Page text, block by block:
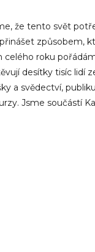
že tento svět
způsobem,
celého roku
desítky tisíc lidí
a svědectví,
Jsme součástí